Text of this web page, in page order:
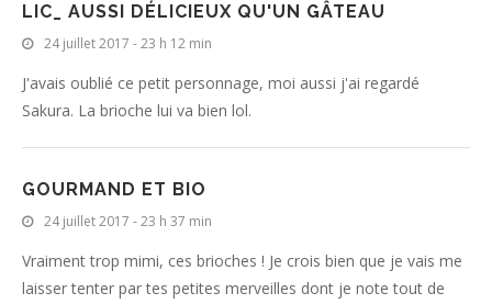
LIC_ AUSSI DÉLICIEUX QU'UN GÂTEAU
24 juillet 2017 - 23 h 12 min
J'avais oublié ce petit personnage, moi aussi j'ai regardé
Sakura. La brioche lui va bien lol.
GOURMAND ET BIO
24 juillet 2017 - 23 h 37 min
Vraiment trop mimi, ces brioches ! Je crois bien que je vais me
laisser tenter par tes petites merveilles dont je note tout de